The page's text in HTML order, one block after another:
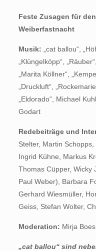
Feste Zusagen für
Weiberfastnacht
Musik:
„cat ballou“,
„Klüngelköpp“,
„Marita Köllner“,
„Druckluft“,
„Eldorado“, Michael
Godart
Redebeiträge und
Stelter, Martin
Ingrid Kühne, Markus
Thomas Cüpper, Wicky
Paul Weber), Barbara
Gerhard Wiesmüller,
Geiss, Stefan Wolter,
Moderation: Mirja
„cat ballou“ sind